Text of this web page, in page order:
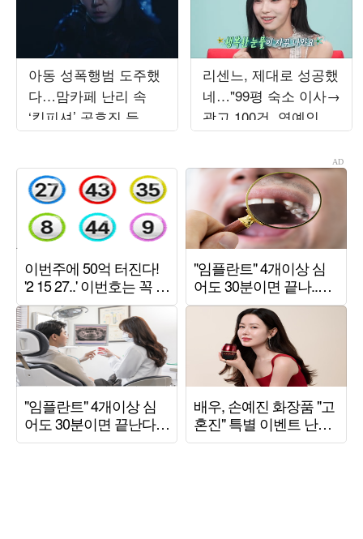
아동 성폭행범 도주했
다…맘카페 난리 속
‘킹피셔’ 공효진 등판
(‘유부녀 킬러’)
리센느, 제대로 성공했
네…"99평 숙소 이사→
광고 100건, 연예인병
경계" ('전참시')